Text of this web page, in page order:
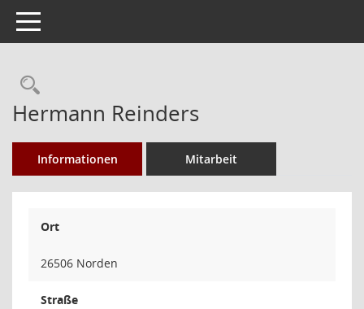
Toggle navigation
Rechercheauswahl
Hermann Reinders
Informationen Mitarbeit
Ort
26506 Norden
Straße